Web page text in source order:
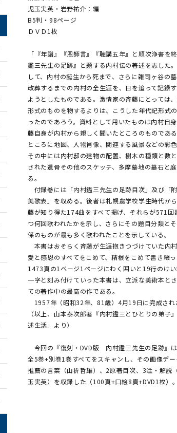
児玉実英・岩野祐介：編
B5判・98ページ
ＤＶＤ1枚
「『年譜』『恩師言』『聴講五年』と順次浄書を
鑑三先生の足跡』と題する内村伝の著述を志した
して、内村の誕生から死まで、さらに雑司ヶ谷の
改葬するまでの内村の全生涯を、日を追って記録
ようとしたものである。激情家の斉藤にとっては
形式のものを物するよりは、こうした年代記形式
ったのであろう。資料として用いたものは内村自
藤自身が内村から親しく聞いたところのものであ
ところに地図、人物肖像、関連する風景などの彩
その中には内村邸の建物の配置、樹木の種類と数
された遺骨その他のスケッチ、多摩墓地の墓石と
る。
付録巻には「内村鑑三先生の足跡目次」及び「
美歌表」を収める。後者は札幌農学校学生時代か
藤が知り得た174曲をすべて掲げ、それらが571回
つ何回歌われたかを示し、さらにその題目分類と
係のものが最も多く歌われたことを示している。
本書はおそらく斉藤が生涯抱きつづけていた内
愛と感恩のすべてをこめて、精根をこめて書き綴
1473頁の1ページ1ページにわく囲いと19行のけ
一字と刻み付けていった本書は、立派な美術本と
ての著作中の最高の作である。
1957年（昭和32年、81歳）4月19日に完成され
（以上、山本泰次郎著『内村鑑三とひとりの弟子
述生活」より）
今回の『復刻・DVD版 内村鑑三先生の足跡』
全5巻+別巻1巻すべてをスキャンし、その画像デ
推薦の言葉（山折哲雄）、2原著目次、3注・解説
玉実英）を収録した（100頁+口絵8頁+DVD1枚）。